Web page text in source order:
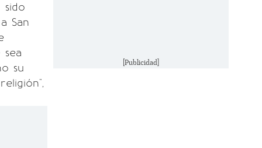
sido
San
su
[Publicidad]